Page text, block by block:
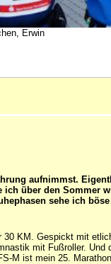
Erwin
aufnimmst.
über den Sommer
sehe ich
KM. Gespickt mit
mit Fußroller.
M ist mein 25. Marathon.